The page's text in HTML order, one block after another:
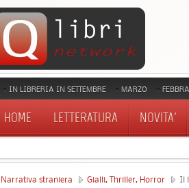
IN LIBRERIA IN SETTEMBRE MARZO
HOME LETTERATURA NOVITA'
Narrativa straniera Gialli, Thriller, Horror Il